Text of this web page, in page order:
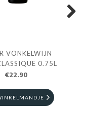
VONKELWIJN
0.75L
€22.90